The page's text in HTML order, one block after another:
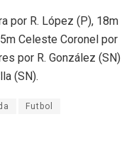
por R. López (P), 18m
Celeste Coronel por
por R. González (SN)
(SN).
Futbol